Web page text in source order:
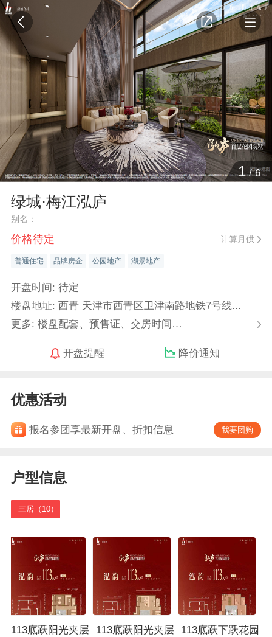
1/6
绿城·梅江泓庐
别名：
价格待定 计算月供
普通住宅 品牌房企 公园地产 湖景地产
开盘时间: 待定
楼盘地址: 西青 天津市西青区卫津南路地铁7号线...
更多: 楼盘配套、预售证、交房时间…
开盘提醒 降价通知
优惠活动
报名参团享最新开盘、折扣信息 我要团购
户型信息
三居（10）
113底跃阳光夹层
113底跃阳光夹层
113底跃下跃花园